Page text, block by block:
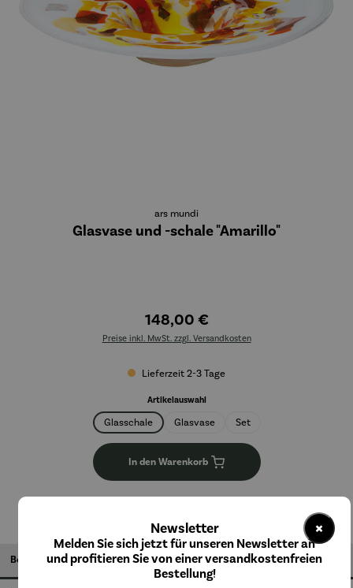
ars mundi
Glasvase und -schale "Amarillo"
148,00 €
Preise inkl. MwSt. zzgl. Versandkosten
Lieferzeit 2-3 Tage
Artikelauswahlauswählen
Glasschale Glasvase Set
In den Warenkorb
Beschreibung
×
Newsletter
Melden Sie sich jetzt für unseren Newsletter an
und profitieren Sie von einer versandkostenfreien
Bestellung!